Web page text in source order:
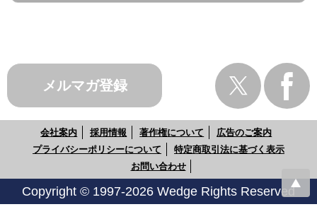
メルマガ登録
会社案内 採用情報 著作権について
広告のご案内
プライバシーポリシーについて
特定商取引法に基づく表示
お問い合わせ
Copyright © 1997-2026 Wedge Rights Reserved